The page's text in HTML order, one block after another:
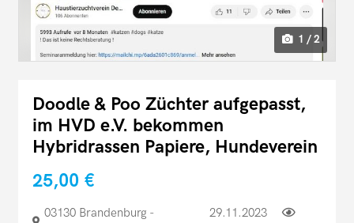
1 / 2
Doodle & Poo Züchter aufgepasst,
im HVD e.V. bekommen
Hybridrassen Papiere, Hundeverein
25,00 €
03130 Brandenburg -
29.11.2023